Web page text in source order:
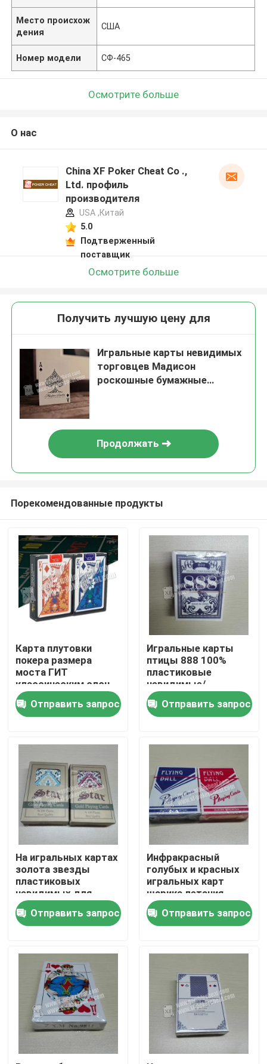
Домой
Видеозаписи
О нас
Экскурсия по заводу
Контроль качества
Новости
Запросите цитату
Незримые играя карточки
Место происхож
дения
США
Номер модели СФ-465
Осмотрите больше
О нас
China XF Poker Cheat Co .,
Ltd. профиль
производителя
USA ,Китай
5.0
Подтверженный
поставщик
Осмотрите больше
Получить лучшую цену для
Игральные карты невидимых
торговцев Мадисон
роскошные бумажные
Продолжать
Порекомендованные продукты
Карта плутовки
покера размера
моста ГИТ
классическим слон
отмеченная
индексом невидимая
пластиковая
Отправить запрос
Игральные карты
птицы 888 100%
пластиковые
невидимые/
обжуливая карты
покераОтправить запрос
На игральных картах
золота звезды
пластиковых
невидимых для
анализатора покера
Отправить запрос
Инфракрасный
голубых и красных
игральных карт
шарика летания
невидимых
пластиковое
УЛЬТРАФИОЛЕТОВОЕ
Отправить запрос